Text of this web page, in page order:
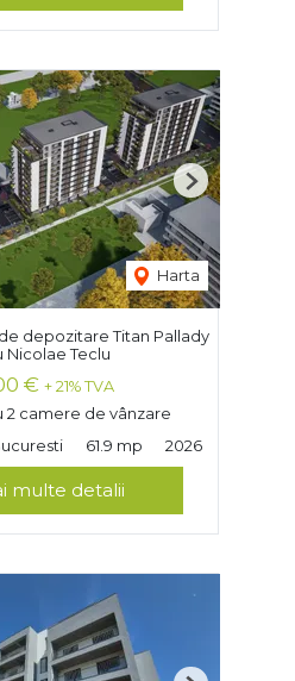
Harta
Next
depozitare Titan Pallady
Nicolae Teclu
€ + 21% TVA
2 camere de vânzare
61.9 mp 2026
multe detalii